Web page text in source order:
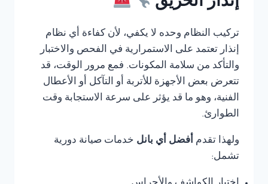
إنذار الحريق
تركيب النظام وحده لا يكفي، لأن كفاءة أي نظام
إنذار تعتمد على الاستمرارية في الفحص والاختبار
والتأكد من سلامة المكونات. فمع مرور الوقت، قد
تتعرض بعض الأجهزة للأتربة أو التآكل أو الأعطال
الفنية، وهو ما قد يؤثر على سرعة الاستجابة وقت
الطوارئ.
ولهذا تقدم أفضل أي بانل خدمات صيانة دورية
تشمل: